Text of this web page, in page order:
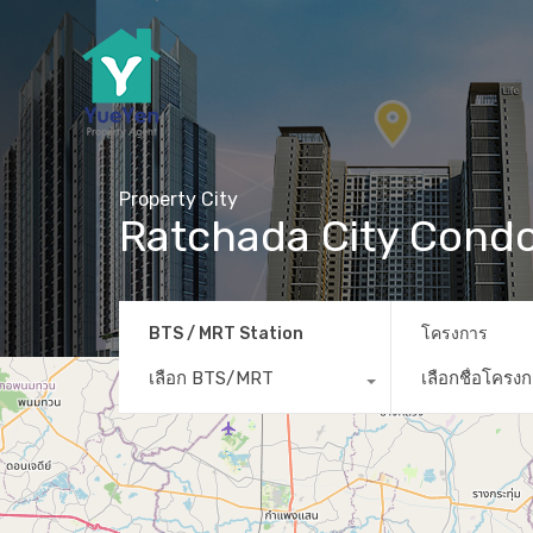
Property City
Ratchada City
BTS / MRT Station
เลือก BTS/MRT
โครงการ
เลือกชื่อโครง